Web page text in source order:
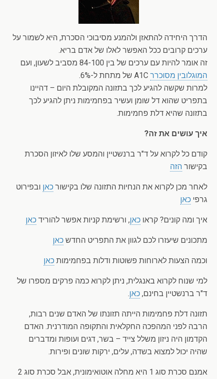
הדרך היחידה להתאזן ולהמנע מסיבוכי הסכרת, היא לשמור על
ערכים קרובים ככל האפשר לאלו של אדם בריא.
זה אומר להיות עם ערכים של בין 84-100 מסביב לשעון, ועם
המוגלובין מסוכרר
למרות שקשה להגיע לכך בתזונה המקובלת היום – דהיינו
בתפריט שהוא דל שומן ועשיר בפחמימות ניתן להגיע לכך
בתזונה שהיא דלת פחמימות.
איך עושים את זה?
קודם כל לקרוא על ד"ר ברנשטיין והמסע שלו לאיזון הסכרת
בקישור הזה
לאחר מכן לקרוא את הנחיות התזונה שלו בקישור כאן ובפירוט
גרפי כאן
איך ומה קונים? קראו כאן, ורשימת קניות אפשר להוריד כאן
מתכונים שיעזרו לכם לגוון את התפריט החדש כאן
וכמה הצעות לארוחות פשוטות ודלות בפחמימות כאן
למי שנוח לקרוא באנגלית, ניתן לקרוא כמה פרקים מספרו של
ד"ר ברנשטיין בחינם, כאן.
תזונה דלת פחמימות הייתה תזונתו של האדם שנים רבות,
הרבה לפני המהפכה החקלאית והתקופה המודרנית. האדם
הקדמון היה ניזון משלל צייד – בשר, דגים ועופות ומדברים
שהיה יכול למצוא בשדה, עלים, ירקות שונים ופירות.
אמנם סכרת סוג 1 היא מחלה אוטואימונית, אבל סכרת סוג 2